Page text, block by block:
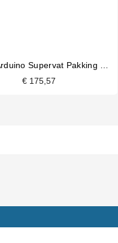
Victoria Arduino Supervat Pakking Geleider
€ 175,57